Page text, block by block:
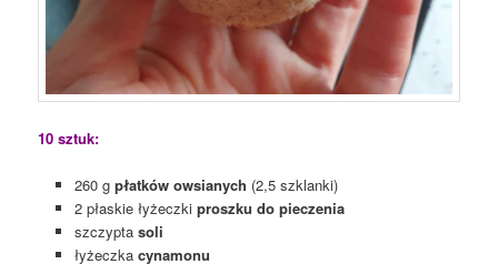
10 sztuk:
260 g płatków owsianych (2,5 szklanki)
2 płaskie łyżeczki proszku do pieczenia
szczypta soli
łyżeczka cynamonu